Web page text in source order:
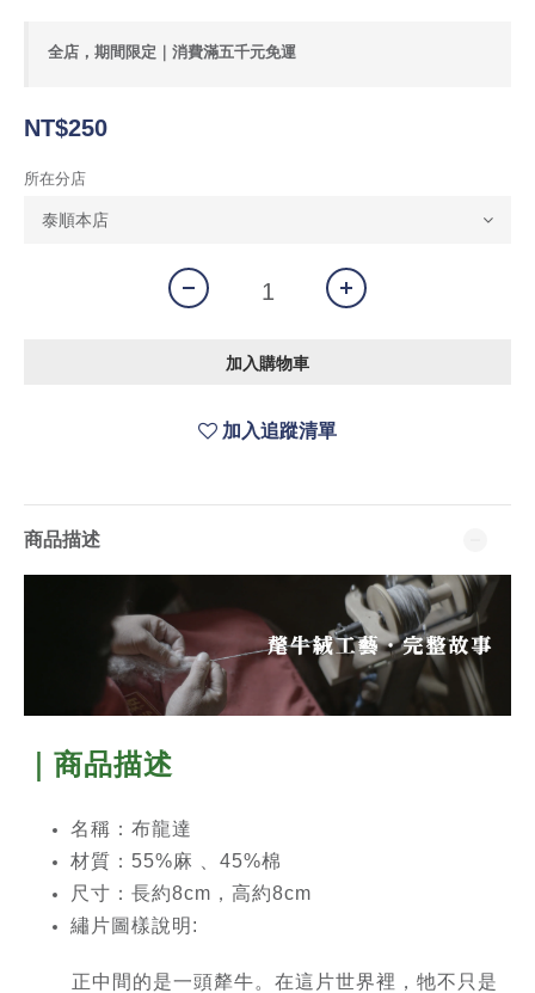
全店，期間限定｜消費滿五千元免運
NT$250
所在分店
加入購物車
加入追蹤清單
商品描述
｜商品描述
名稱：布龍達
材質：55%麻 、45%棉
尺寸：長約8cm，高約8cm
繡片圖樣說明:
正中間的是一頭犛牛。在這片世界裡，牠不只是